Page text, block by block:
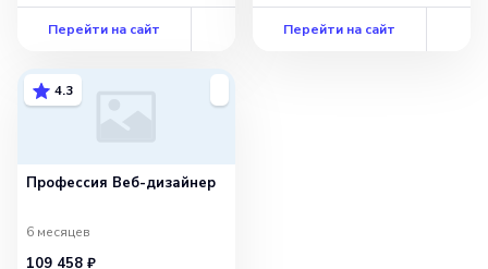
Перейти на сайт Перейти на сайт
4.3
Профессия Веб-дизайнер
6 месяцев
109 458 ₽